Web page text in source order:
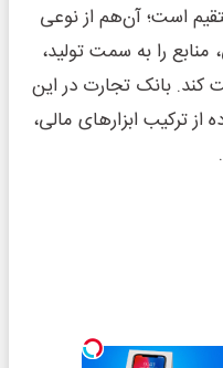
است؛ آن‌هم از نوعی
را به سمت تولید،
کند. بانک تجارت در این
از ترکیب ابزارهای مالی،